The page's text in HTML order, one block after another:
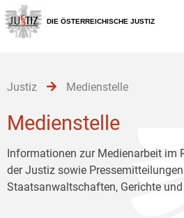
Zur
Hauptnavigation
[1]
Zum
Inhalt
[2]
Zum
Untermenü
[3]
DIE ÖSTERREICHISCHE JUSTIZ
Justiz Medienstelle
Medienstelle
Informationen zur Medienarbeit im
der Justiz sowie
Staatsanwaltschaften, Gerichte